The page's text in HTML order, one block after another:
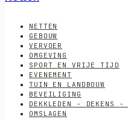
NETTEN
GEBOUW
VERVOER
OMGEVING
SPORT EN VRIJE TIJD
EVENEMENT
TUIN EN LANDBOUW
BEVEILIGING
DEKKLEDEN - DEKENS -
OMSLAGEN